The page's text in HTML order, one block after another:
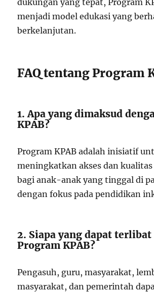
dukungan yang tepat, Program
menjadi model edukasi yang
berkelanjutan.
FAQ tentang Program
1. Apa yang dimaksud
KPAB?
Program KPAB adalah inisiatif
meningkatkan akses dan
bagi anak-anak yang tinggal di
dengan fokus pada pendidikan
2. Siapa yang dapat
Program KPAB?
Pengasuh, guru, masyarakat,
masyarakat, dan pemerintah